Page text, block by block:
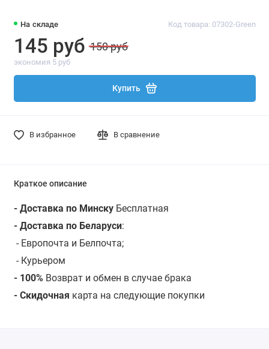
На складе Код товара: 07302-Green
145 руб 150 руб
экономия 5 руб
Купить
В избранное В сравнение
Краткое описание
- Доставка по МинскуБесплатная
- Доставка по Беларуси:
- Европочта и Белпочта;
- Курьером
- 100% Возврат и обмен в случае брака
- Скидочная карта на следующие покупки